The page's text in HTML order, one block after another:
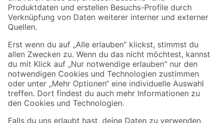
Sicher einkaufen
Jetzt die toom-App herunterladen